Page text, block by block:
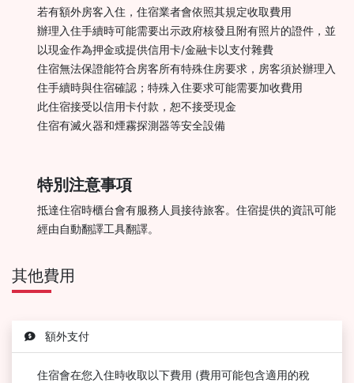
若有額外房客入住，住宿業者會依照其規定收取費用
辦理入住手續時可能需要出示政府核發且附有照片的證件，並
以現金作為押金或提供信用卡/金融卡以支付雜費
住宿無法保證能符合房客所有特殊住房要求，房客須於辦理入
住手續時與住宿確認；特殊入住要求可能需要加收費用
此住宿接受以信用卡付款，恕不接受現金
住宿有滅火器和煙霧探測器等安全設備
特別注意事項
抵達住宿時櫃台會有服務人員接待旅客。住宿提供的資訊可能
經由自動翻譯工具翻譯。
其他費用
額外支付
住宿會在您入住時收取以下費用 (費用可能包含適用的稅